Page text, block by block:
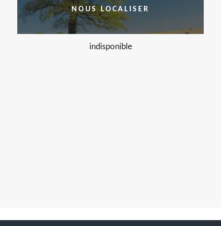
NOUS LOCALISER
indisponible